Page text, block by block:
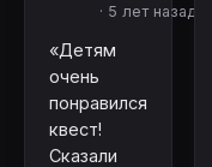
· 5 лет назад
«Детям
очень
понравился
квест!
Сказали